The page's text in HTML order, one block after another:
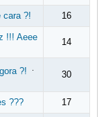
cara ?! 16
!!! Aeee
14
?! 30
??? 17